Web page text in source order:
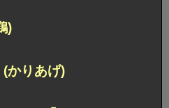
)
かりあげ)